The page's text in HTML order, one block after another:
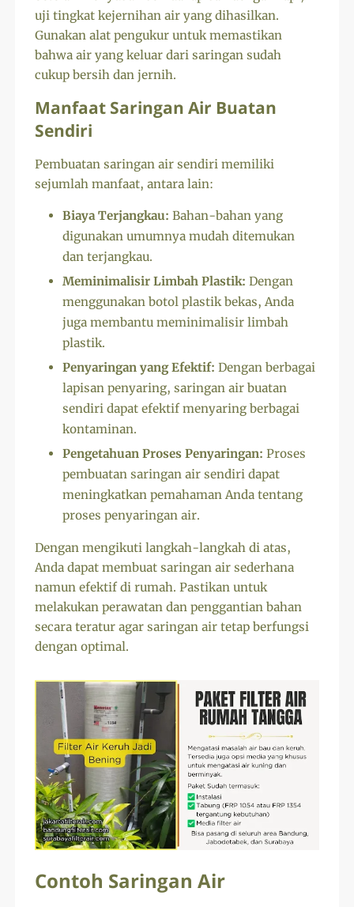
uji tingkat kejernihan air yang dihasilkan.
Gunakan alat pengukur untuk memastikan
bahwa air yang keluar dari saringan sudah
cukup bersih dan jernih.
Manfaat Saringan Air Buatan
Sendiri
Pembuatan saringan air sendiri memiliki
sejumlah manfaat, antara lain:
Biaya Terjangkau: Bahan-bahan yang
digunakan umumnya mudah ditemukan
dan terjangkau.
Meminimalisir Limbah Plastik: Dengan
menggunakan botol plastik bekas, Anda
juga membantu meminimalisir limbah
plastik.
Penyaringan yang Efektif: Dengan berbagai
lapisan penyaring, saringan air buatan
sendiri dapat efektif menyaring berbagai
kontaminan.
Pengetahuan Proses Penyaringan: Proses
pembuatan saringan air sendiri dapat
meningkatkan pemahaman Anda tentang
proses penyaringan air.
Dengan mengikuti langkah-langkah di atas,
Anda dapat membuat saringan air sederhana
namun efektif di rumah. Pastikan untuk
melakukan perawatan dan penggantian bahan
secara teratur agar saringan air tetap berfungsi
dengan optimal.
Contoh Saringan Air